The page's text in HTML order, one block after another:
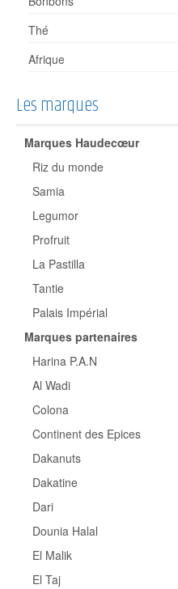
Thé
Afrique
Les marques
Marques Haudecœur
Riz du monde
Samia
Legumor
Profruit
La Pastilla
Tantie
Palais Impérial
Marques partenaires
Harina P.A.N
Al Wadi
Colona
Continent des Epices
Dakanuts
Dakatine
Dari
Dounia Halal
El Malik
El Taj